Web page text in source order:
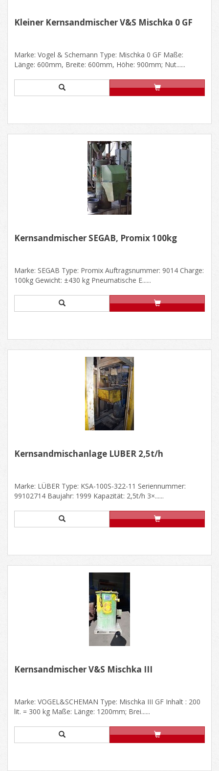
Kleiner Kernsandmischer V&S Mischka 0 GF
Marke: Vogel & Schemann Type: Mischka 0 GF Maße:
Länge: 600mm, Breite: 600mm, Höhe: 900mm; Nut......
Kernsandmischer SEGAB, Promix 100kg
Marke: SEGAB Type: Promix Auftragsnummer: 9014 Charge:
100kg Gewicht: ±430 kg Pneumatische E......
Kernsandmischanlage LÜBER 2,5t/h
Marke: LÜBER Type: KSA-100S-322-11 Seriennummer:
99102714 Baujahr: 1999 Kapazität: 2,5t/h 3×......
Kernsandmischer V&S Mischka III
Marke: VOGEL&SCHEMAN Type: Mischka III GF Inhalt : 200
lit. = 300 kg Maße: Länge: 1200mm; Brei......